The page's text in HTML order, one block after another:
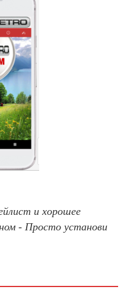
и хорошее
- Просто установи